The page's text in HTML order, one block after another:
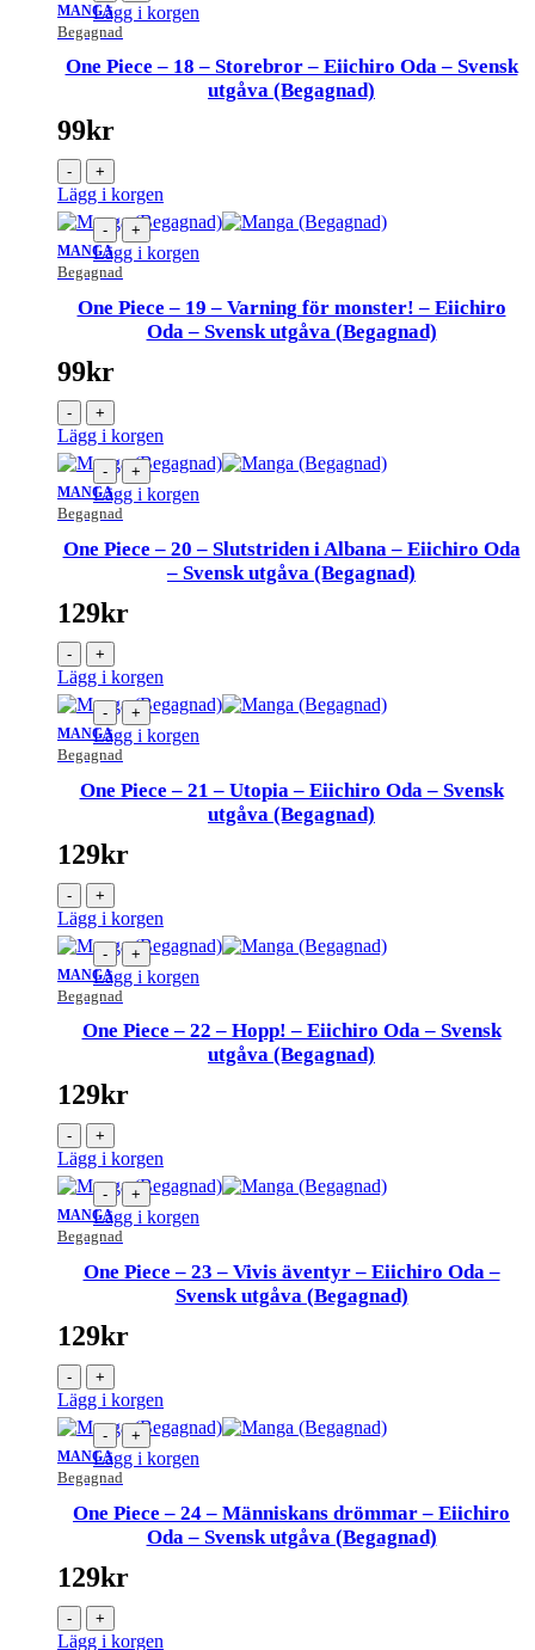
MANGA
Begagnad
Lägg i korgen
One Piece – 18 – Storebror – Eiichiro Oda – Svensk
utgåva (Begagnad)
99kr
- +
Lägg i korgen
MANGA
Begagnad
- +
Lägg i korgen
One Piece – 19 – Varning för monster! – Eiichiro
Oda – Svensk utgåva (Begagnad)
99kr
- +
Lägg i korgen
MANGA
Begagnad
- +
Lägg i korgen
One Piece – 20 – Slutstriden i Albana – Eiichiro Oda
– Svensk utgåva (Begagnad)
129kr
- +
Lägg i korgen
MANGA
Begagnad
- +
Lägg i korgen
One Piece – 21 – Utopia – Eiichiro Oda – Svensk
utgåva (Begagnad)
129kr
- +
Lägg i korgen
MANGA
Begagnad
- +
Lägg i korgen
One Piece – 22 – Hopp! – Eiichiro Oda – Svensk
utgåva (Begagnad)
129kr
- +
Lägg i korgen
MANGA
Begagnad
- +
Lägg i korgen
One Piece – 23 – Vivis äventyr – Eiichiro Oda –
Svensk utgåva (Begagnad)
129kr
- +
Lägg i korgen
MANGA
Begagnad
- +
Lägg i korgen
One Piece – 24 – Människans drömmar – Eiichiro
Oda – Svensk utgåva (Begagnad)
129kr
- +
Lägg i korgen